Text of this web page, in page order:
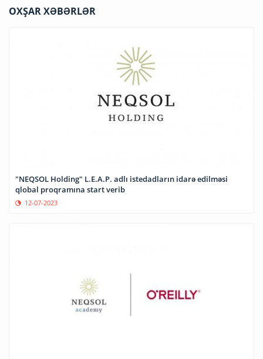
OXŞAR XƏBƏRLƏR
"NEQSOL Holding" L.E.A.P. adlı istedadların idarə edilməsi
qlobal proqramına start verib
12-07-2023